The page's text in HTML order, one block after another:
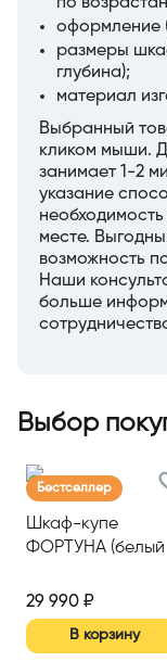
оформление
размеры
глубина);
материал
Выбранный
кликом мыши.
занимает 1-2
указание
месте.
возможность
Наши
больше
Выбор
Бестселлер
Шкаф-купе
ФОРТУНА (белый
дерево))
29 990 ₽
В корзину